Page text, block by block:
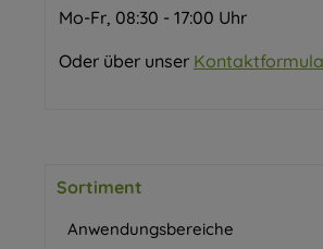
Mo-Fr, 08:30 - 17:00 Uhr
Oder über unser
Sortiment
Anwendungsbereiche